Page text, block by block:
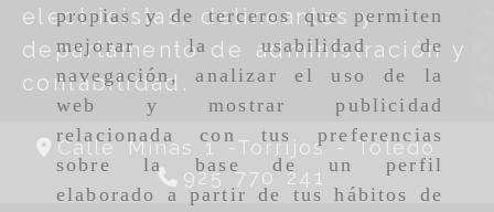
propias y de terceros que permiten
mejorar la usabilidad de
navegación, analizar el uso de la
web y mostrar publicidad
relacionada con tus preferencias
sobre la base de un perfil
elaborado a partir de tus hábitos de
electricistas, delineantes y
departamento de administración y
contabilidad.
Calle Minas 1 -Torrijos -Toledo
925 770 241